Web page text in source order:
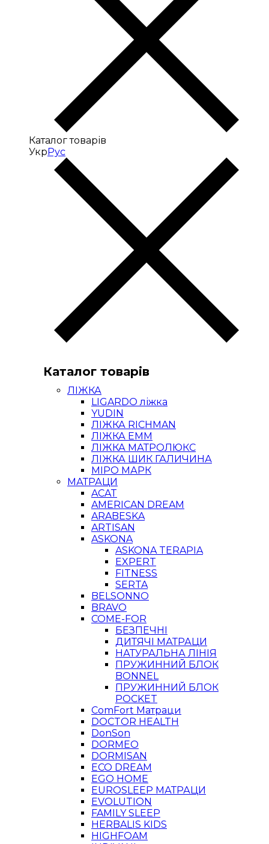
Каталог товарів
УкрРус
Каталог товарів
ЛІЖКА
LIGARDO ліжка
YUDIN
ЛІЖКА RICHMAN
ЛІЖКА ЕММ
ЛІЖКА МАТРОЛЮКС
ЛІЖКА ШИК ГАЛИЧИНА
МІРО МАРК
МАТРАЦИ
ACAT
AMERICAN DREAM
ARABESKA
ARTISAN
ASKONA
ASKONA TERAPIA
EXPERT
FITNESS
SERTA
BELSONNO
BRAVO
COME-FOR
БЕЗПЕЧНІ
ДИТЯЧІ МАТРАЦИ
НАТУРАЛЬНА ЛІНІЯ
ПРУЖИННИЙ БЛОК
BONNEL
ПРУЖИННИЙ БЛОК
POCKET
ComFort Матраци
DOCTOR HEALTH
DonSon
DORMEO
DORMISAN
ECO DREAM
EGO HOME
EUROSLEEP МАТРАЦИ
EVOLUTION
FAMILY SLEEP
HERBALIS KIDS
HIGHFOAM